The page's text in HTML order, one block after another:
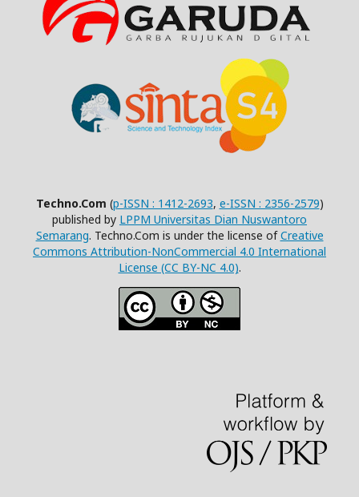
Techno.Com (p-ISSN : 1412-2693, e-ISSN : 2356-2579)
published by LPPM Universitas Dian Nuswantoro
Semarang. Techno.Com is under the license ofCreative
Commons Attribution-NonCommercial 4.0 International
License (CC BY-NC 4.0).